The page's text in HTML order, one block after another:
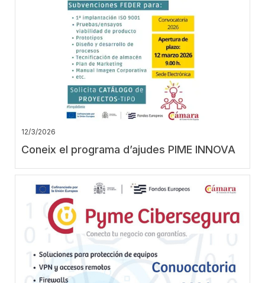
12/3/2026
Coneix el programa d’ajudes PIME INNOVA